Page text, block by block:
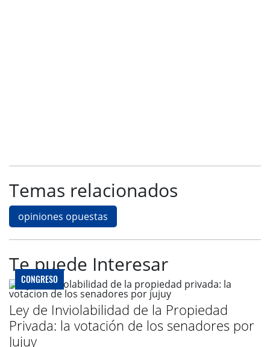
Temas relacionados
opiniones opuestas
Te puede Interesar
CONGRESO
Ley de Inviolabilidad de la Propiedad
Privada: la votación de los senadores por
Jujuy